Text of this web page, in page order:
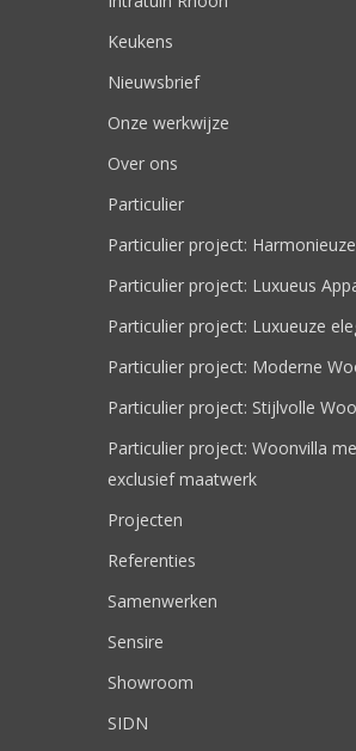
Keukens
Nieuwsbrief
Onze werkwijze
Over ons
Particulier
Particulier project:
Particulier project: Luxueus
Particulier project: Luxueuze
Particulier project: Moderne
Particulier project: Stijlvolle
Particulier project: Woonvilla
exclusief maatwerk
Projecten
Referenties
Samenwerken
Sensire
Showroom
SIDN